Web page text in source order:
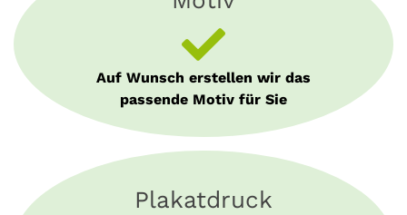
Auf Wunsch erstellen wir das
passende Motiv für Sie
Plakatdruck